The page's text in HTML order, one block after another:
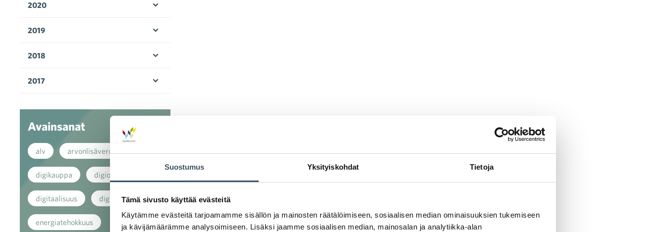
Suostumus Yksityiskohdat Tietoja
Tämä sivusto käyttää evästeitä
Käytämme evästeitä tarjoamamme sisällön ja mainosten räätälöimiseen, sosiaalisen median ominaisuuksien tukemiseen
ja kävijämäärämme analysoimiseen. Lisäksi jaamme sosiaalisen median, mainosalan ja analytiikka-alan
2020
2019
2018
2017
Avainsanat
alv arvonlisävero
digikauppa digiostaminen
digitaalisuus digitalisaatio
energiatehokkuus